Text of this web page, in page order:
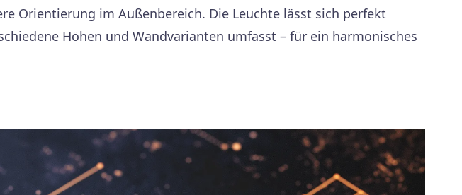
Orientierung im Außenbereich. Die Leuchte lässt sich perfekt
Höhen und Wandvarianten umfasst – für ein harmonisches